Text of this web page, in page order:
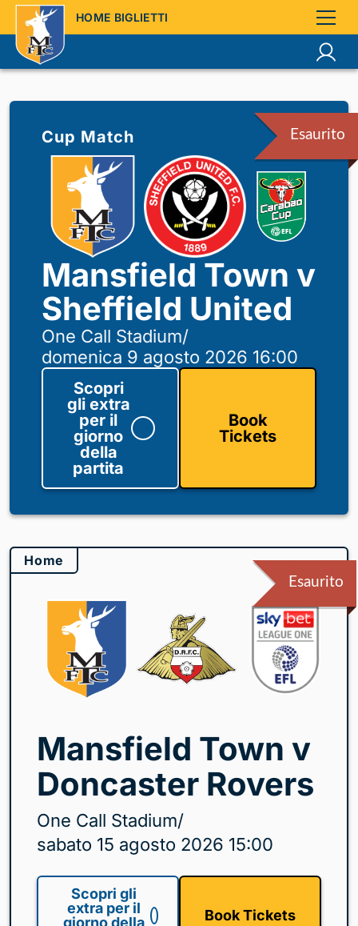
HOME BIGLIETTI
Esaurito
Cup Match
Mansfield Town v
Sheffield United
One Call Stadium/
domenica 9 agosto 2026 16:00
Scopri
gli extra
per il
giorno
della
partita
Book
Tickets
Home
Esaurito
Mansfield Town v
Doncaster Rovers
One Call Stadium/
sabato 15 agosto 2026 15:00
Scopri gli
extra per il
giorno della
Book Tickets